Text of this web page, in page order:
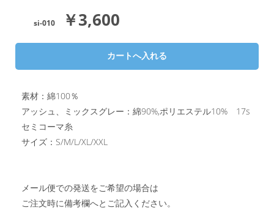
si-010 ￥3,600
素材：綿100％
アッシュ、ミックスグレー：綿90%,ポリエステル10% 17s
セミコーマ糸
サイズ：S/M/L/XL/XXL
メール便での発送をご希望の場合は
ご注文時に備考欄へとご記入ください。